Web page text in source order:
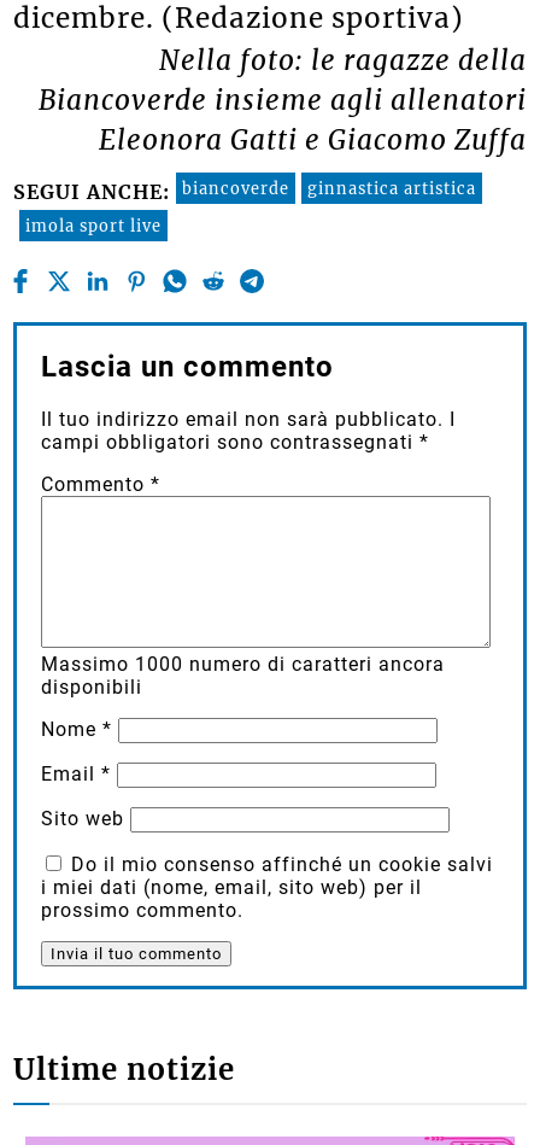
dicembre. (Redazione sportiva)
Nella foto: le ragazze della
Biancoverde insieme agli allenatori
Eleonora Gatti e Giacomo Zuffa
SEGUI ANCHE: biancoverde
ginnastica artistica
imola sport live
Lascia un commento
Il tuo indirizzo email non sarà pubblicato. I
campi obbligatori sono contrassegnati*
Commento*
Massimo 1000 numero di caratteri ancora
disponibili
Nome*
Email*
Sito web
Do il mio consenso affinché un cookie salvi
i miei dati (nome, email, sito web) per il
prossimo commento.
Ultime notizie